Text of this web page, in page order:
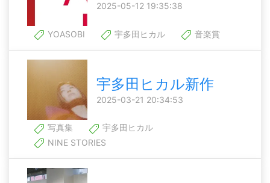
2025-05-12 19:35:38
YOASOBI 宇多田ヒカル 音楽賞
宇多田ヒカル新作
2025-03-21 20:34:53
写真集
宇多田ヒカル
NINE STORIES